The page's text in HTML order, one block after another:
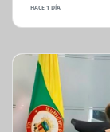
HACE 1 DÍA